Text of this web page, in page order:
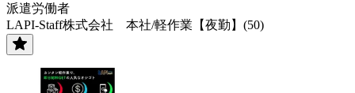
派遣労働者
LAPI-Staff株式会社 本社/軽作業【夜勤】(50)